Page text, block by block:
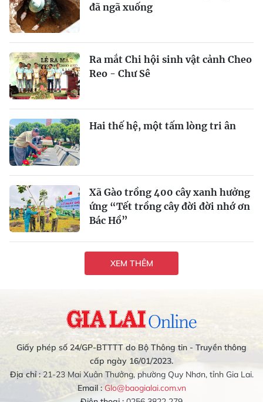
đã ngã xuống
Ra mắt Chi hội sinh vật cảnh Cheo
Reo - Chư Sê
Hai thế hệ, một tấm lòng tri ân
Xã Gào trồng 400 cây xanh hưởng
ứng “Tết trồng cây đời đời nhớ ơn
Bác Hồ”
XEM THÊM
Giấy phép số 24/GP-BTTTT do Bộ Thông tin - Truyền thông
cấp ngày 16/01/2023.
Địa chỉ :21-23 Mai Xuân Thưởng, phường Quy Nhơn, tỉnh Gia Lai.
Email : Glo@baogialai.com.vn